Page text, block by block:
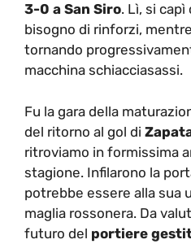
3-0 a San Siro. Lì, si capì
bisogno di rinforzi,
tornando
macchina schiacciasassi.
Fu la gara della
del ritorno al gol di
ritroviamo in formissima
stagione. Infilarono la
potrebbe essere alla sua
maglia rossonera. Da
futuro del portiere